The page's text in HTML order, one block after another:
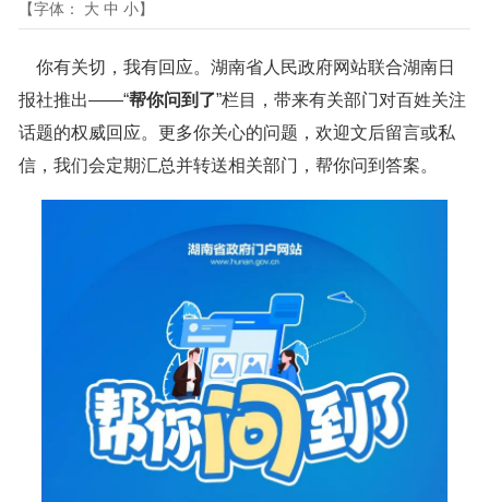
【字体： 大 中 小】
你有关切，我有回应。湖南省人民政府网站联合湖南日
报社推出——“帮你问到了”栏目，带来有关部门对百姓关注
话题的权威回应。更多你关心的问题，欢迎文后留言或私
信，我们会定期汇总并转送相关部门，帮你问到答案。